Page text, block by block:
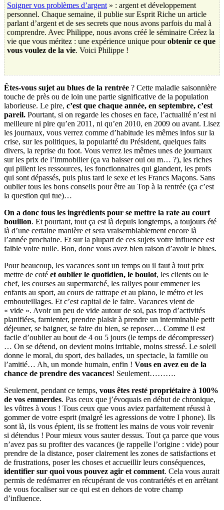
Soigner vos problèmes d’argent » : argent et développement
personnel. Chaque semaine, il publie sur Esprit Riche un article
parlant d’argent et de ses secrets que nous avons parfois du mal à
comprendre. Avec Philippe, nous avons créé le séminaire Créez la
vie que vous méritez : une expérience unique pourobtenir ce que
vous voulez de la vie. Voici Philippe !
Êtes-vous sujet au blues de la rentrée ? Cette maladie saisonnière
touche de près ou de loin une partie significative de la population
laborieuse. Le pire, c’est que chaque année, en septembre, c’est
pareil. Pourtant, si on regarde les choses en face, l’actualité n’est ni
meilleure ni pire qu’en 2011, ni qu’en 2010, en 2009 ou avant. Lisez
les journaux, vous verrez comme d’habitude les mêmes infos sur la
crise, sur les politiques, la popularité du Président, quelques faits
divers, la reprise du foot. Vous verrez les mêmes unes de journaux
sur les prix de l’immobilier (ça va baisser oui ou m… ?), les riches
qui pillent les ressources, les fonctionnaires qui glandent, les profs
qui sont dépassés, puis plus tard le sexe et les Francs Maçons. Sans
oublier tous les bons conseils pour être au Top à la rentrée (ça c’est
la question qui tue)…
On a donc tous les ingrédients pour se mettre la rate au court
bouillon. Et pourtant, tout ça est là depuis longtemps, a toujours été
là d’une certaine manière et sera vraisemblablement encore là
l’année prochaine. Et sur la plupart de ces sujets votre influence est
faible voire nulle. Bon, donc vous avez bien raison d’avoir le blues.
Pour beaucoup, les vacances sont un temps ou il faut à tout prix
mettre de coté et oublier le quotidien, le boulot, les clients ou le
chef, les courses au supermarché, les rallyes pour emmener les
enfants au sport, au cours de rattrape et au piano, le métro et les
embouteillages. Et c’est capital de le faire. Vacances vient de
« vide ». Avoir un peu de vide autour de soi, pas trop d’activités
planifiées, farnienter, prendre plaisir à prendre un interminable petit
déjeuner, se baigner, se faire du bien, se reposer… Comme il est
facile d’oublier au bout de 4 ou 5 jours (le temps de décompresser)
… On se détend, on devient moins irritable, moins stressé. Le soleil
donne le moral, du sport, des ballades, un spectacle, la famille ou
l’amitié… Ah, un monde humain, enfin ! Vous en avez eu de la
chance de prendre des vacances! Seulement……….
Seulement, pendant ce temps, vous êtes resté propriétaire à 100%
de vos emmerdes. Pas ceux que j’évoquais en début de chronique,
les vôtres à vous ! Tous ceux que vous aviez parfaitement réussi à
gommer de votre esprit (malgré les agressions de votre I phone). Ils
sont là, ils vous épient, ils se frottent les mains de vous voir revenir
si détendus ! Pour mieux vous sauter dessus. Tout ça parce que vous
n’avez pas su profiter des vacances (je rappelle l’origine : vide) pour
prendre de la distance, poser clairement les zones de satisfactions et
de frustrations, poser les choses et accueillir leurs conséquences,
identifier sur quoi vous pouvez agir et comment. Cela vous aurait
permis de redémarrer en récupérant de vos contrariétés et en arrêtant
de vous focaliser sur ce qui est en dehors de votre champ
d’influence.